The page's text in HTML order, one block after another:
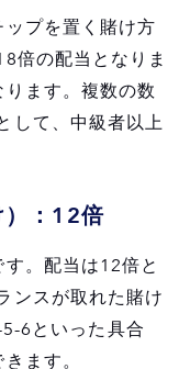
プを置く賭け方
倍の配当となりま
ます。複数の数
して、中級者以上
）：12倍
。配当は12倍と
ンスが取れた賭け
6といった具合
ます。